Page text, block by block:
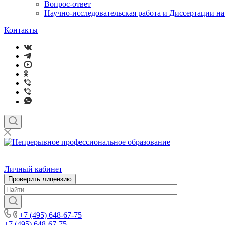
Вопрос-ответ
Научно-исследовательская работа и Диссертации
Контакты
Личный кабинет
Проверить лицензию
+7 (495) 648-67-75